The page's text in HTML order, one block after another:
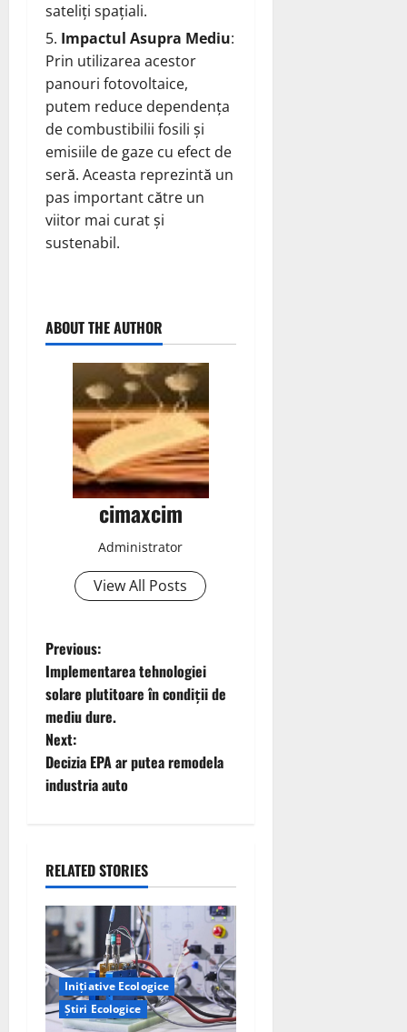
sateliți spațiali.
Impactul Asupra Mediu:
Prin utilizarea acestor
panouri fotovoltaice,
putem reduce dependența
de combustibilii fosili și
emisiile de gaze cu efect de
seră. Aceasta reprezintă un
pas important către un
viitor mai curat și
sustenabil.
ABOUT THE AUTHOR
cimaxcim
Administrator
View All Posts
P
o
s
t
v
i
g
a
Previous:
Implementarea tehnologiei
solare plutitoare în condiții de
mediu dure.
Next:
Decizia EPA ar putea remodela
industria auto
RELATED STORIES
Inițiative Ecologice
Știri Ecologice